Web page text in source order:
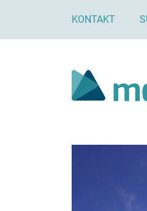
KONTAKT